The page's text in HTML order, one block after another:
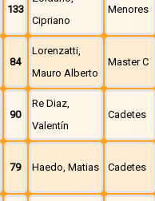
133
Cipriano
Menores
84
Lorenzatti,
Mauro Alberto
Master C
90
Re Diaz,
Valentín
Cadetes
79 Haedo, Matias Cadetes